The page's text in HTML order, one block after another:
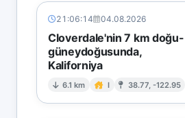
21:06:14 04.08.2026
Cloverdale'nin 7 km doğu-
güneydoğusunda,
Kaliforniya
6.1 km I 38.77, -122.95